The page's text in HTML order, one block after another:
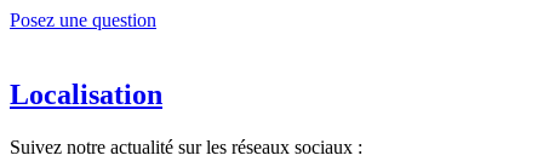
Posez une question
Localisation
Suivez notre actualité sur les réseaux sociaux :